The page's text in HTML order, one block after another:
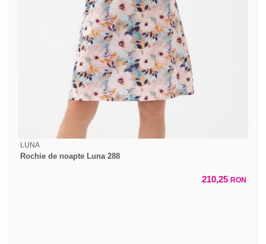
LUNA
Rochie de noapte Luna 288
210,25 RON